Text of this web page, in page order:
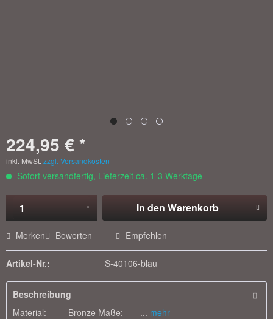
224,95 € *
inkl. MwSt. zzgl. Versandkosten
Sofort versandfertig, Lieferzeit ca. 1-3 Werktage
In den Warenkorb
Merken Bewerten Empfehlen
Artikel-Nr.: S-40106-blau
Beschreibung
Material: Bronze Maße: ... mehr